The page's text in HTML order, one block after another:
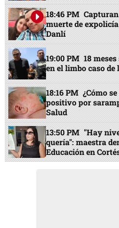
18:46 PM
muerte de
Danlí
19:00 PM 18
en el limbo caso
18:16 PM ¿Cómo
positivo por
Salud
13:50 PM "Hay
quería": maestra
Educación en